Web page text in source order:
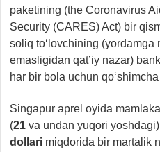
paketining (the Coronavirus
Security (CARES) Act) bir
soliq to‘lovchining (yordamga
emasligidan qat’iy nazar)
har bir bola uchun qo‘shimcha
Singapur aprel oyida
(21 va undan yuqori
dollari miqdorida bir martalik